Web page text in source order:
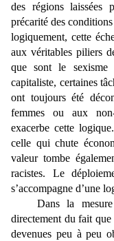
des régions laissées
précarité des
logiquement, cette
aux véritables piliers
que sont le
capitaliste, certaines
ont toujours été
femmes ou aux
exacerbe cette
celle qui chute
valeur tombe
racistes. Le
s’accompagne d’une
Dans la
directement du fait
devenues peu à peu